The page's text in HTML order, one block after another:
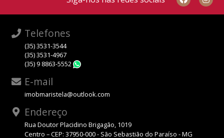
Telefones
(35) 3531-3544
(35) 3531-4967
(35) 9 8863-5552
E-mail
imobmaristela@outlook.com
Endereço
Rua Doutor Placidino Brigagão, 1019
Centro – CEP: 37950-000 - São Sebastião do Paraíso - MG